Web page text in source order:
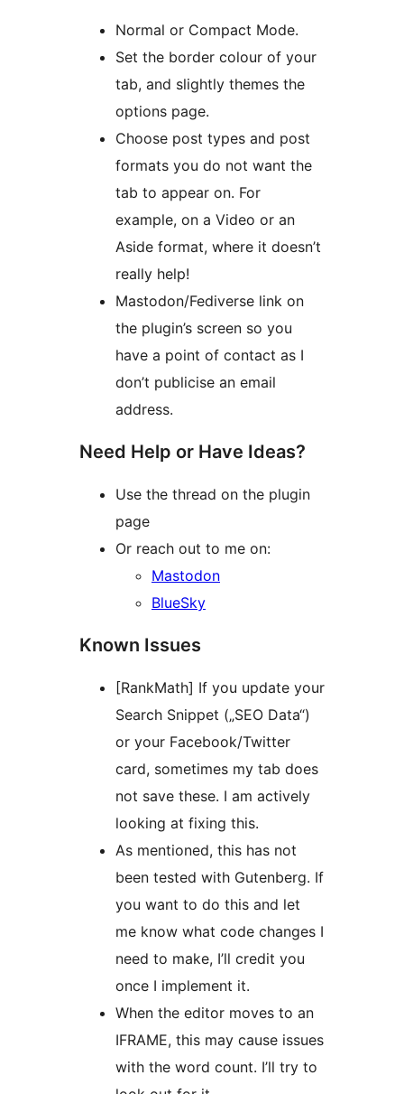
Normal or Compact Mode.
Set the border colour of your
tab, and slightly themes the
options page.
Choose post types and post
formats you do not want the
tab to appear on. For
example, on a Video or an
Aside format, where it doesn’t
really help!
Mastodon/Fediverse link on
the plugin’s screen so you
have a point of contact as I
don’t publicise an email
address.
Need Help or Have Ideas?
Use the thread on the plugin
page
Or reach out to me on:
Mastodon
BlueSky
Known Issues
[RankMath] If you update your
Search Snippet („SEO Data“)
or your Facebook/Twitter
card, sometimes my tab does
not save these. I am actively
looking at fixing this.
As mentioned, this has not
been tested with Gutenberg. If
you want to do this and let
me know what code changes I
need to make, I’ll credit you
once I implement it.
When the editor moves to an
IFRAME, this may cause issues
with the word count. I’ll try to